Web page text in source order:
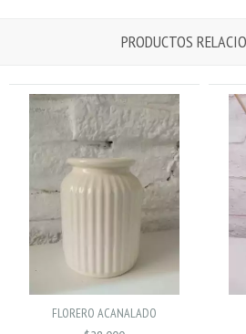
PRODUCTOS
FLORERO ACANALADO